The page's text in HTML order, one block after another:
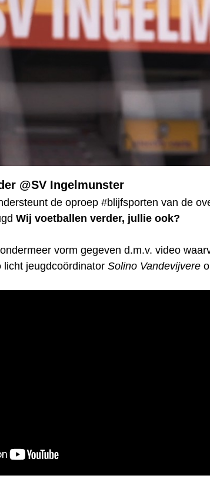
@SV Ingelmunster
de oproep #blijfsporten van de
Wij voetballen verder, jullie ook?
vorm gegeven d.m.v. video
licht jeugdcoördinator Solino Vandevijvere